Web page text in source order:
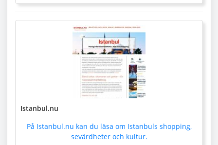
Istanbul.nu
På Istanbul.nu kan du läsa om Istanbuls shopping,
sevärdheter och kultur.